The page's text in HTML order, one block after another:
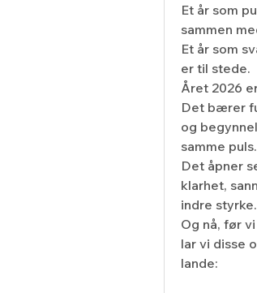
Et år som
sammen
Et år som
er til stede.
Året 2026
Det bærer
og
samme puls.
Det åpner
klarhet,
indre styrke.
Og nå, før
lar vi disse
lande: